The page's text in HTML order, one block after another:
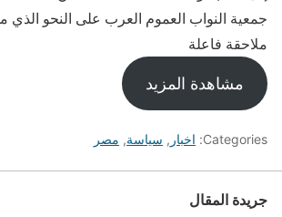
جمعية النواب العموم العرب على النحو الذي
ملاحقة فاعلة
مشاهدة المزيد
Categories: اخبار , سياسة, مصر
جريدة المقال